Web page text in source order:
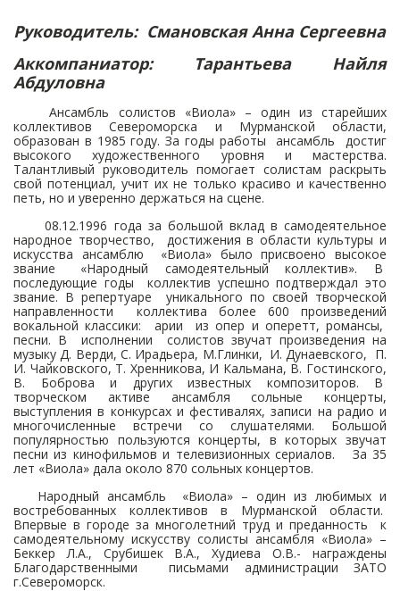
Руководитель: Смановская Анна Сергеевна
Аккомпаниатор: Тарантьева Найля
Абдуловна
Ансамбль солистов «Виола» – один из старейших
коллективов Североморска и Мурманской области,
образован в 1985 году. За годы работы ансамбль достиг
высокого художественного уровня и мастерства.
Талантливый руководитель помогает солистам раскрыть
свой потенциал, учит их не только красиво и качественно
петь, но и уверенно держаться на сцене.
08.12.1996 года за большой вклад в самодеятельное
народное творчество, достижения в области культуры и
искусства ансамблю «Виола» было присвоено высокое
звание «Народный самодеятельный коллектив». В
последующие годы коллектив успешно подтверждал это
звание. В репертуаре уникального по своей творческой
направленности коллектива более 600 произведений
вокальной классики: арии из опер и оперетт, романсы,
песни. В исполнении солистов звучат произведения на
музыку Д. Верди, С. Ирадьера, М.Глинки, И. Дунаевского, П.
И. Чайковского, Т. Хренникова, И Кальмана, В. Гостинского,
В. Боброва и других известных композиторов. В
творческом активе ансамбля сольные концерты,
выступления в конкурсах и фестивалях, записи на радио и
многочисленные встречи со слушателями. Большой
популярностью пользуются концерты, в которых звучат
песни из кинофильмов и телевизионных сериалов. За 35
лет «Виола» дала около 870 сольных концертов.
Народный ансамбль «Виола» – один из любимых и
востребованных коллективов в Мурманской области.
Впервые в городе за многолетний труд и преданность к
самодеятельному искусству солисты ансамбля «Виола» –
Беккер Л.А., Срубишек В.А., Худиева О.В.- награждены
Благодарственными письмами администрации ЗАТО
г.Североморск.